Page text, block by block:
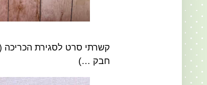
קשרתי סרט לסגירת
חבק …)